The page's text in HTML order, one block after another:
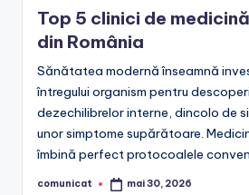
Top 5 clinici de
din România
Sănătatea modernă înseamnă
întregului organism pentru
dezechilibrelor interne, dincolo de
unor simptome supărătoare.
îmbină perfect protocoalele
Posted
comunicat mai 30, 2026